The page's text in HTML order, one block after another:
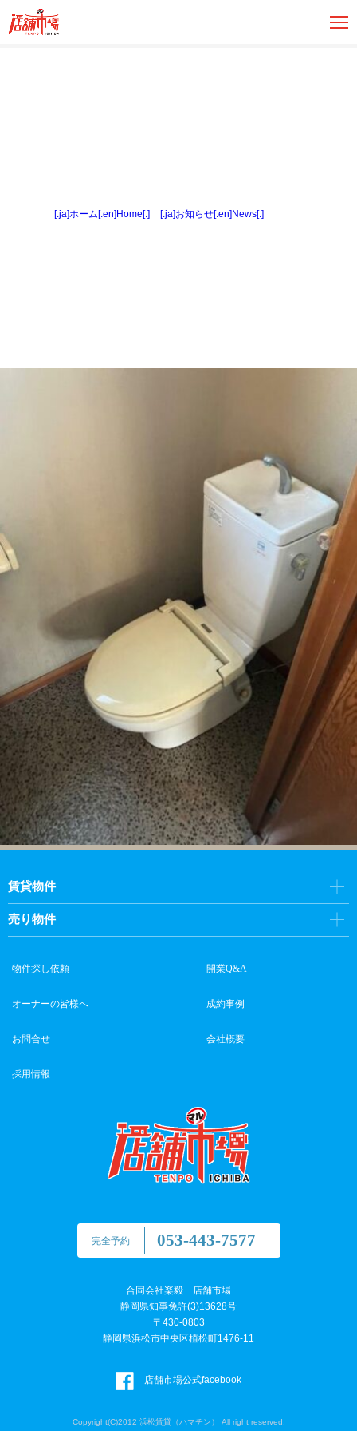
[:ja]ホーム[:en]Home[:] [:ja]お知らせ[:en]News[:]
完全予約 053-443-7577
合同会社楽毅 店舗市場
静岡県知事免許(3)13628号
〒430-0803
静岡県浜松市中央区植松町1476-11
店舗市場公式facebook
賃貸物件
売り物件
物件探し依頼 開業Q&A
オーナーの皆様へ 成約事例
お問合せ 会社概要
採用情報
Copyright(C)2012 浜松賃貸（ハマチン） All right reserved.